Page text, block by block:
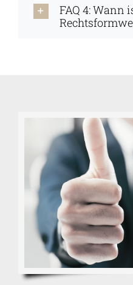
FAQ 4: Wann